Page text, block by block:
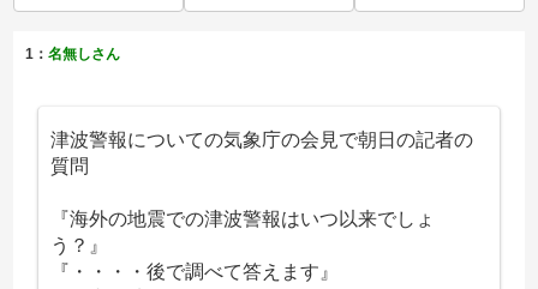
1：名無しさん
津波警報についての気象庁の会見で朝日の記者の
質問
『海外の地震での津波警報はいつ以来でしょ
う？』
『・・・・後で調べて答えます』